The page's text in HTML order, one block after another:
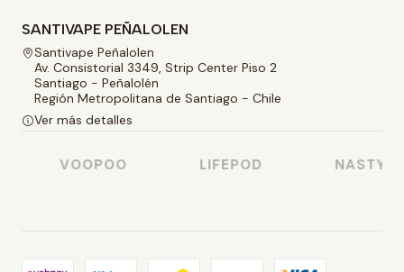
SANTIVAPE PEÑALOLEN
Santivape Peñalolen
Av. Consistorial 3349, Strip Center Piso 2
Santiago - Peñalolén
Región Metropolitana de Santiago - Chile
Ver más detalles
VOOPOO LIFEPOD NASTY